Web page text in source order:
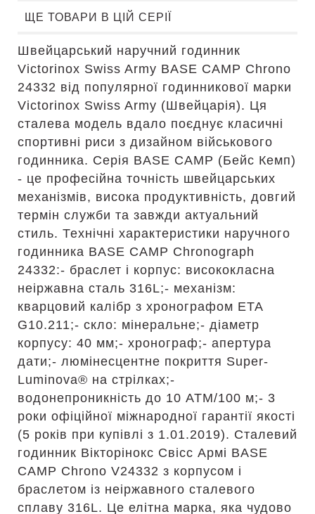
ЩЕ ТОВАРИ В ЦІЙ СЕРІЇ
Швейцарський наручний годинник
Victorinox Swiss Army BASE CAMP Chrono
24332 від популярної годинникової марки
Victorinox Swiss Army (Швейцарія). Ця
сталева модель вдало поєднує класичні
спортивні риси з дизайном військового
годинника. Серія BASE CAMP (Бейс Кемп)
- це професійна точність швейцарських
механізмів, висока продуктивність, довгий
термін служби та завжди актуальний
стиль. Технічні характеристики наручного
годинника BASE CAMP Chronograph
24332:- браслет і корпус: висококласна
неіржавна сталь 316L;- механізм:
кварцовий калібр з хронографом ETA
G10.211;- скло: мінеральне;- діаметр
корпусу: 40 мм;- хронограф;- апертура
дати;- люмінесцентне покриття Super-
Luminova® на стрілках;-
водонепроникність до 10 АТМ/100 м;- 3
роки офіційної міжнародної гарантії якості
(5 років при купівлі з 1.01.2019). Сталевий
годинник Вікторінокс Свісс Армі BASE
CAMP Chrono V24332 з корпусом і
браслетом із неіржавного сталевого
сплаву 316L. Це елітна марка, яка чудово